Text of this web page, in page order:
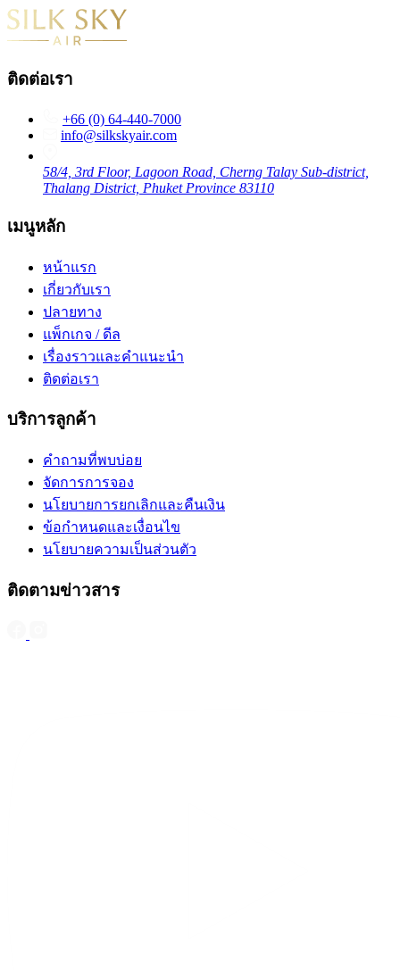
ติดต่อเรา
+66 (0) 64-440-7000
info@silkskyair.com
58/4, 3rd Floor, Lagoon Road, Cherng Talay Sub-district,
Thalang District, Phuket Province 83110
เมนูหลัก
หน้าแรก
เกี่ยวกับเรา
ปลายทาง
แพ็กเกจ / ดีล
เรื่องราวและคำแนะนำ
ติดต่อเรา
บริการลูกค้า
คำถามที่พบบ่อย
จัดการการจอง
นโยบายการยกเลิกและคืนเงิน
ข้อกำหนดและเงื่อนไข
นโยบายความเป็นส่วนตัว
ติดตามข่าวสาร